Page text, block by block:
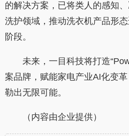
的解决方案，已将类人的感知
洗护领域，推动洗衣机产品形
阶段。
未来，一目科技将打造
案品牌，赋能家电产业AI化变
勒出无限可能。
（内容由企业提供）